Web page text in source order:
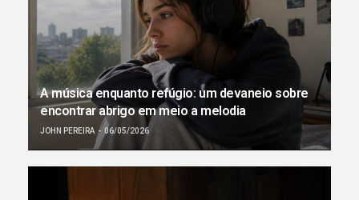
A música enquanto refúgio: um devaneio sobre
encontrar abrigo em meio a melodia
JOHN PEREIRA 06/05/2026